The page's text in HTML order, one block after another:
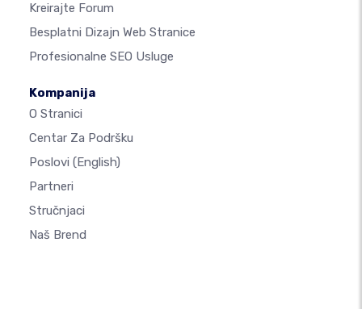
Kreirajte Forum
Besplatni Dizajn Web Stranice
Profesionalne SEO Usluge
Kompanija
O Stranici
Centar Za Podršku
Poslovi (English)
Partneri
Stručnjaci
Naš Brend